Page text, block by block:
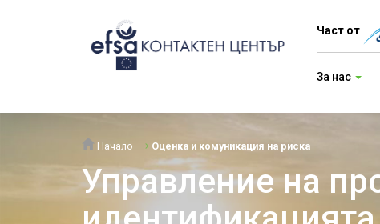
Част от
За нас
Начало Оценка и комуникация на риска
Управление на